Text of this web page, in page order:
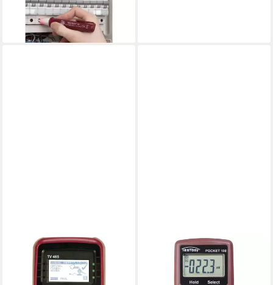
Spannungstester 10
ab 30,38 €
lieferbar - in 3-4 Werktagen bei dir
TESTBOY
Multimeter Gerätetester TV
465 TV465
TESTBOY
Multimeter Pocket 100 Digital-
Multimeter 61402000